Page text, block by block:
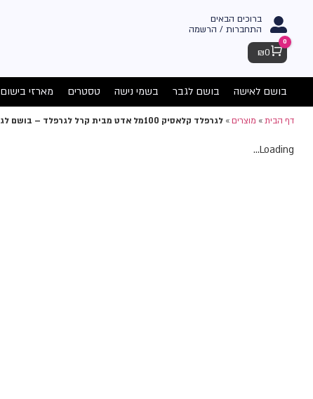
ברוכים הבאים
התחברות / הרשמה
Cart
0
₪0
בושם לאישה בושם לגבר בשמי נישה טסטרים מארזי בישום
דף הבית» מוצרים» לגרפלד קלאסיק 100מל אדט מבית קרל לגרפלד – בושם לגבר
Loading...